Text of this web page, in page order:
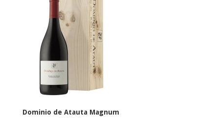
Dominio de Atauta Magnum